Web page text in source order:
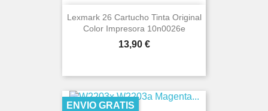
Lexmark 26 Cartucho Tinta Original
Color Impresora 10n0026e
Precio
13,90 €
ENVIO GRATIS